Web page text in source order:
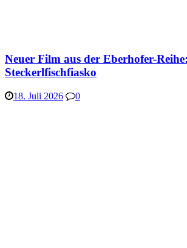
Neuer Film aus der Eberhofer-Reihe:
Steckerlfischfiasko
18. Juli 2026 0